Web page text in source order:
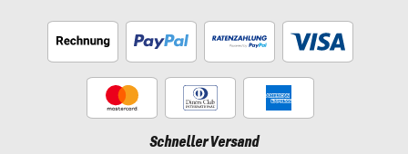
Schneller Versand